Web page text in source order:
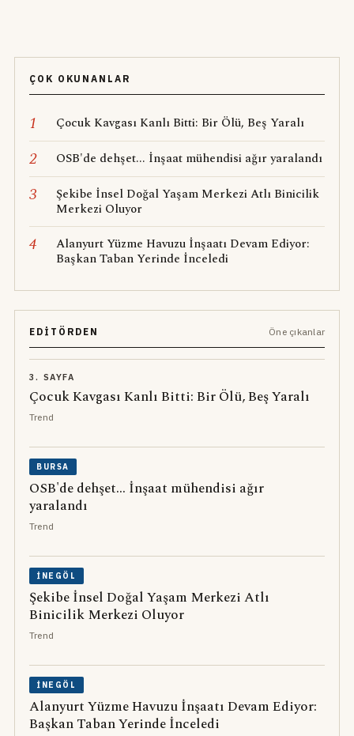
ÇOK OKUNANLAR
1 Çocuk Kavgası Kanlı Bitti: Bir Ölü, Beş Yaralı
2 OSB'de dehşet... İnşaat mühendisi ağır yaralandı
3
Şekibe İnsel Doğal Yaşam Merkezi Atlı Binicilik
Merkezi Oluyor
4
Alanyurt Yüzme Havuzu İnşaatı Devam Ediyor:
Başkan Taban Yerinde İnceledi
EDITÖRDEN Öne çıkanlar
3. SAYFA
Çocuk Kavgası Kanlı Bitti: Bir Ölü, Beş Yaralı
Trend
BURSA
OSB'de dehşet... İnşaat mühendisi ağır
yaralandı
Trend
İNEGÖL
Şekibe İnsel Doğal Yaşam Merkezi Atlı
Binicilik Merkezi Oluyor
Trend
İNEGÖL
Alanyurt Yüzme Havuzu İnşaatı Devam Ediyor:
Başkan Taban Yerinde İnceledi